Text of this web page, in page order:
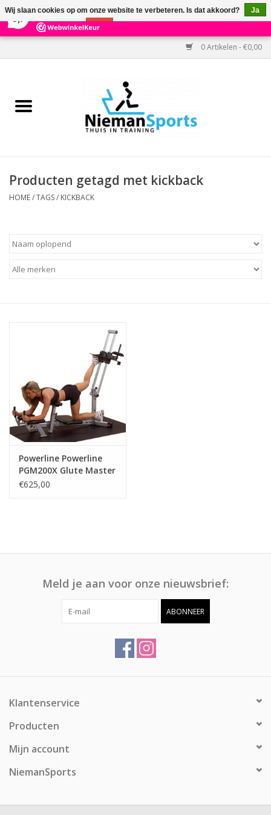
303 Reviews ×
0 Artikelen - €0,00
Home
Kracht
Producten getagd met kickback
HOME/TAGS/ KICKBACK
Powerline Powerline
PGM200X Glute Master
€625,00
Meld je aan voor onze nieuwsbrief:
ABONNEER
Klantenservice
Producten
Mijn account
NiemanSports
Wij slaan cookies op om onze website te verbeteren. Is dat akkoord?
Ja
Nee